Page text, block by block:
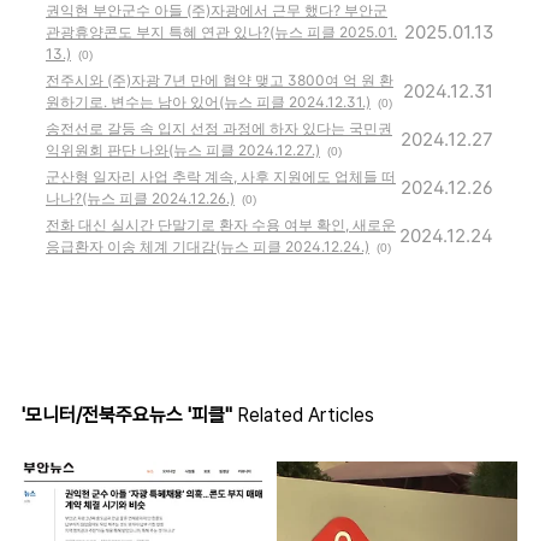
권익현 부안군수 아들 (주)자광에서 근무 했다? 부안군
관광휴양콘도 부지 특혜 연관 있나?(뉴스 피클 2025.01.
13.)
(0)
2025.01.13
전주시와 (주)자광 7년 만에 협약 맺고 3800여 억 원 환
원하기로. 변수는 남아 있어(뉴스 피클 2024.12.31.)
(0)
2024.12.31
송전선로 갈등 속 입지 선정 과정에 하자 있다는 국민권
익위원회 판단 나와(뉴스 피클 2024.12.27.)
(0)
2024.12.27
군산형 일자리 사업 추락 계속, 사후 지원에도 업체들 떠
나나?(뉴스 피클 2024.12.26.)
(0)
2024.12.26
전화 대신 실시간 단말기로 환자 수용 여부 확인, 새로운
응급환자 이송 체계 기대감(뉴스 피클 2024.12.24.)
(0)
2024.12.24
'모니터/전북주요뉴스 '피클'' Related Articles